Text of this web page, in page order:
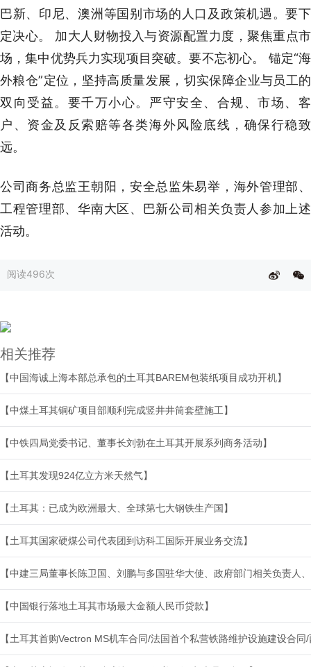
巴新、印尼、澳洲等国别市场的人口及政策机遇。要下
定决心。 加大人财物投入与资源配置力度，聚焦重点市
场，集中优势兵力实现项目突破。要不忘初心。 锚定“海
外粮仓”定位，坚持高质量发展，切实保障企业与员工的
双向受益。要千万小心。严守安全、合规、市场、客
户、资金及反索赔等各类海外风险底线，确保行稳致
远。
公司商务总监王朝阳，安全总监朱易举，海外管理部、
工程管理部、华南大区、巴新公司相关负责人参加上述
活动。
阅读496次
相关推荐
【中国海诚上海本部总承包的土耳其BAREM包装纸项目成功开机】
【中煤土耳其铜矿项目部顺利完成竖井井筒套壁施工】
【中铁四局党委书记、董事长刘勃在土耳其开展系列商务活动】
【土耳其发现924亿立方米天然气】
【土耳其：已成为欧洲最大、全球第七大钢铁生产国】
【土耳其国家硬煤公司代表团到访科工国际开展业务交流】
【中建三局董事长陈卫国、刘鹏与多国驻华大使、政府部门相关负责人
【中国银行落地土耳其市场最大金额人民币贷款】
【土耳其首购Vectron MS机车合同/法国首个私营铁路维护设施建设合